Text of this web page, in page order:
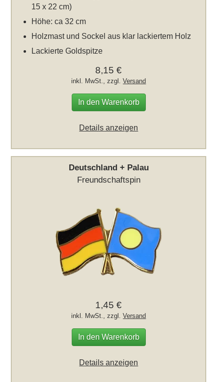
15 x 22 cm)
Höhe: ca 32 cm
Holzmast und Sockel aus klar lackiertem Holz
Lackierte Goldspitze
8,15 €
inkl. MwSt., zzgl.Versand
In den Warenkorb
Details anzeigen
Deutschland + Palau
Freundschaftspin
1,45 €
inkl. MwSt., zzgl.Versand
In den Warenkorb
Details anzeigen